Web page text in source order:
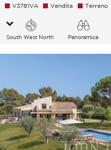
V3781VA Vendita Terreno
South West North
Panoramica